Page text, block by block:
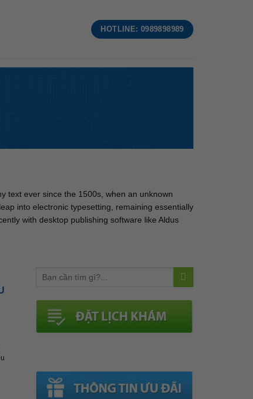
HOTLINE: 0989898989
text ever since the 1500s, when an unknown
into electronic typesetting, remaining essentially
with desktop publishing software like Aldus